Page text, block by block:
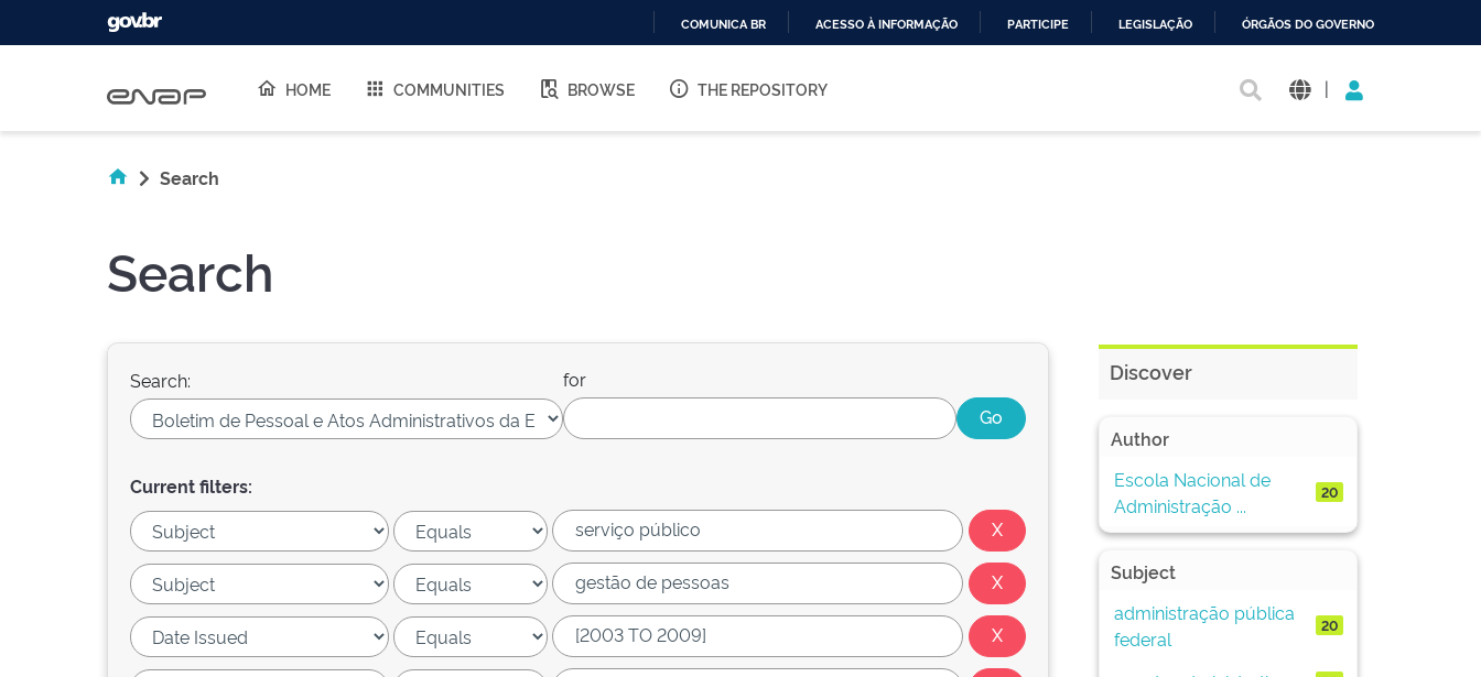
O
COMUNICA BR ACESSO À INFORMAÇÃO PARTICIPE LEGISLAÇÃO ÓRGÃOS DO GOVERNO
HOME COMMUNITIES BROWSE THE REPOSITORY |
Search
Search
Search: for
Current filters:
Discover
Author
Escola Nacional de
Administração ...
20
Subject
administração pública
federal
20